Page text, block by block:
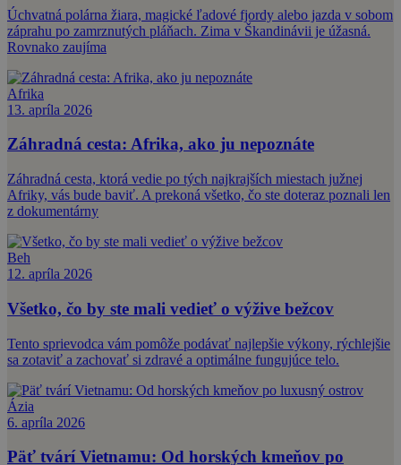
Úchvatná polárna žiara, magické ľadové fjordy alebo jazda v sobom
záprahu po zamrznutých pláňach. Zima v Škandinávii je úžasná.
Rovnako zaujíma
Afrika
13. apríla 2026
Záhradná cesta: Afrika, ako ju nepoznáte
Záhradná cesta, ktorá vedie po tých najkrajších miestach južnej
Afriky, vás bude baviť. A prekoná všetko, čo ste doteraz poznali len
z dokumentárny
Beh
12. apríla 2026
Všetko, čo by ste mali vedieť o výžive bežcov
Tento sprievodca vám pomôže podávať najlepšie výkony, rýchlejšie
sa zotaviť a zachovať si zdravé a optimálne fungujúce telo.
Ázia
6. apríla 2026
Päť tvárí Vietnamu: Od horských kmeňov po